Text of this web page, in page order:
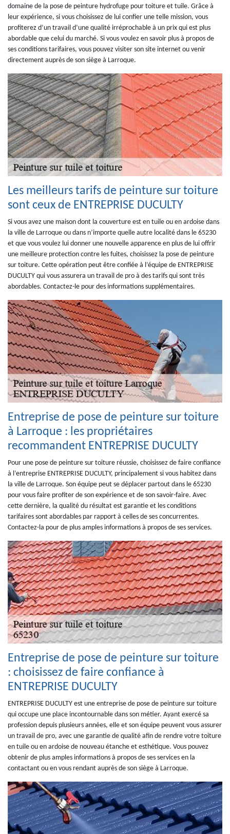
domaine de la pose de peinture hydrofuge pour toiture et tuile. Grâce à
leur expérience, si vous choisissez de lui confier une telle mission, vous
profiterez d’un travail d’une qualité irréprochable à un prix qui est plus
abordable que celui du marché. Si vous voulez en savoir plus à propos de
ses conditions tarifaires, vous pouvez visiter son site internet ou venir
directement auprès de son siège à Larroque.
Les meilleurs tarifs de peinture sur toiture
sont ceux de ENTREPRISE DUCULTY
Si vous avez une maison dont la couverture est en tuile ou en ardoise dans
la ville de Larroque ou dans n’importe quelle autre localité dans le 65230
et que vous voulez lui donner une nouvelle apparence en plus de lui offrir
une meilleure protection contre les fuites, choisissez la pose de peinture
sur toiture. Cette opération peut être confiée à l’équipe de ENTREPRISE
DUCULTY qui vous assurera un travail de pro à des tarifs qui sont très
abordables. Contactez-le pour des informations supplémentaires.
Entreprise de pose de peinture sur toiture
à Larroque : les propriétaires
recommandent ENTREPRISE DUCULTY
Pour une pose de peinture sur toiture réussie, choisissez de faire confiance
à l’entreprise ENTREPRISE DUCULTY, principalement si vous habitez dans
la ville de Larroque. Son équipe peut se déplacer partout dans le 65230
pour vous faire profiter de son expérience et de son savoir-faire. Avec
cette dernière, la qualité du résultat est garantie et les conditions
tarifaires sont abordables par rapport à celles de ses concurrentes.
Contactez-la pour de plus amples informations à propos de ses services.
Entreprise de pose de peinture sur toiture
: choisissez de faire confiance à
ENTREPRISE DUCULTY
ENTREPRISE DUCULTY est une entreprise de pose de peinture sur toiture
qui occupe une place incontournable dans son métier. Ayant exercé sa
profession depuis plusieurs années, elle et son équipe peuvent vous assurer
un travail de pro, avec une garantie de qualité afin de rendre votre toiture
en tuile ou en ardoise de nouveau étanche et esthétique. Vous pouvez
obtenir de plus amples informations à propos de ses services en la
contactant ou en vous rendant auprès de son siège à Larroque.